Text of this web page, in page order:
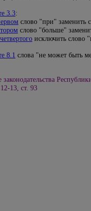
3.3:
слово "при" заменить
слово "больше"
исключить слово
8.1 слова "не может быть
13, ст. 93